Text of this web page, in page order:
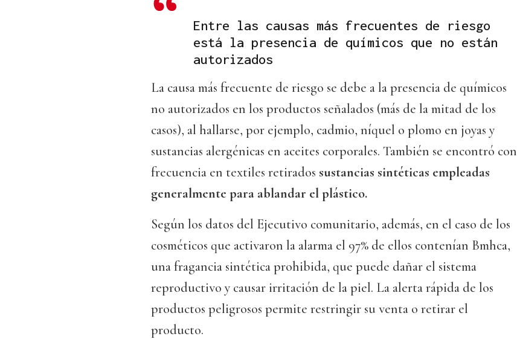
Entre las causas más frecuentes de riesgo
está la presencia de químicos que no están
autorizados
La causa más frecuente de riesgo se debe a la presencia de químicos
no autorizados en los productos señalados (más de la mitad de los
casos), al hallarse, por ejemplo, cadmio, níquel o plomo en joyas y
sustancias alergénicas en aceites corporales. También se encontró con
frecuencia en textiles retirados sustancias sintéticas empleadas
generalmente para ablandar el plástico.
Según los datos del Ejecutivo comunitario, además, en el caso de los
cosméticos que activaron la alarma el 97% de ellos contenían Bmhca,
una fragancia sintética prohibida, que puede dañar el sistema
reproductivo y causar irritación de la piel. La alerta rápida de los
productos peligrosos permite restringir su venta o retirar el
producto.